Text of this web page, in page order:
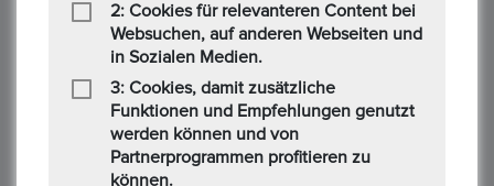
C********n
28/10/2022 01:43 PM
Gebotsbetrag
332,00 €
2: Cookies für relevanteren Content bei
Websuchen, auf anderen Webseiten und
in Sozialen Medien.
3: Cookies, damit zusätzliche
Funktionen und Empfehlungen genutzt
werden können und von
Partnerprogrammen profitieren zu
können.